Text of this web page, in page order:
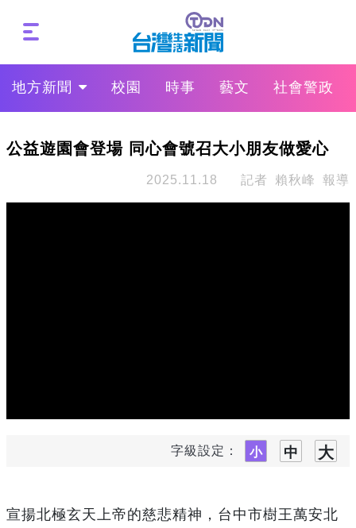
地方新聞 校園 時事 藝文 社會警政
公益遊園會登場 同心會號召大小朋友做愛心
2025.11.18 記者 賴秋峰 報導
字級設定：
宣揚北極玄天上帝的慈悲精神，台中市樹王萬安北